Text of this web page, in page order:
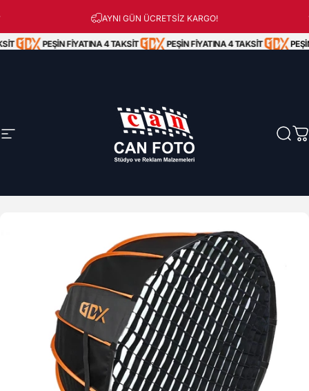
AYNI GÜN ÜCRETSİZ KARGO!
PEŞİN FİYATINA 4 TAKSİT PEŞİN FİYATINA 4 TAKSİT
Site navigasyonu Can Foto Stüdyo ve Reklam MalzemeleriAra